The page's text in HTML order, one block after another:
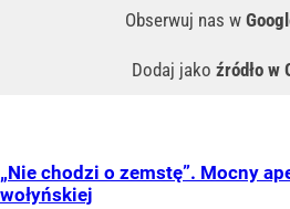
Obserwuj nas w
Dodaj jako źródło w
„Nie chodzi o zemstę”. Mocny
wołyńskiej